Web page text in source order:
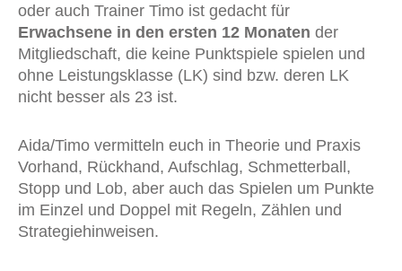
oder auch Trainer Timo ist gedacht für
Erwachsene in den ersten 12 Monaten der
Mitgliedschaft, die keine Punktspiele spielen und
ohne Leistungsklasse (LK) sind bzw. deren LK
nicht besser als 23 ist.
Aida/Timo vermitteln euch in Theorie und Praxis
Vorhand, Rückhand, Aufschlag, Schmetterball,
Stopp und Lob, aber auch das Spielen um Punkte
im Einzel und Doppel mit Regeln, Zählen und
Strategiehinweisen.